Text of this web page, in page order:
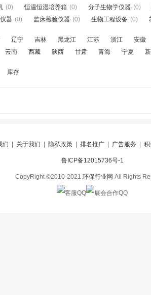
(0) 恒温恒湿培养箱 (0) 分子生物学仪器 (0)
器 (0) 监床检验仪器 (0) 生物工程设备 (0)
辽宁 吉林 黑龙江 江苏 浙江 安徽
云南 西藏 陕西 甘肃 青海 宁夏
库存
们 关于我们 隐私政策 排名推广 广告服务
鲁ICP备12015736号-1
CopyRight ©2010-2021 环保行业网 All Rights